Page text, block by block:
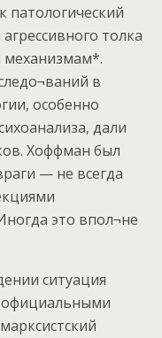
толка
в
особенно
дали
Хоффман был
— не всегда
это впол¬не
ситуация
официальными